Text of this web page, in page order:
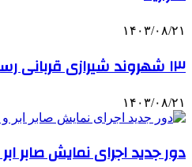
۱۴۰۳/۰۸/۲۱
۱۳ شهروند شیرازی قربانی رسیدساز جعلی شدند
۱۴۰۳/۰۸/۲۱
دور جدید اجرای نمایش صابر